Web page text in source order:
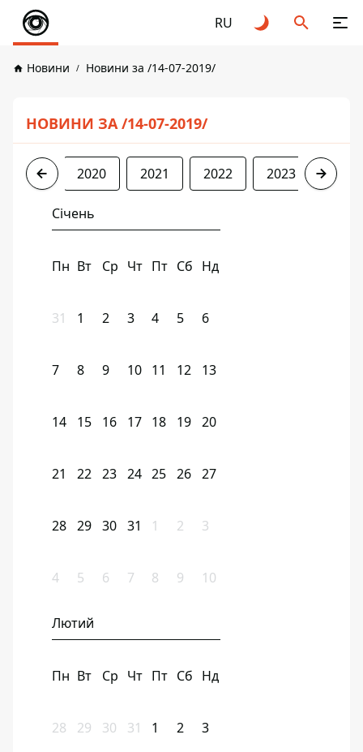
RU
Новини Новини за /14-07-2019/
НОВИНИ ЗА /14-07-2019/
2019 2020 2021 2022 2023 2024
Січень
Пн Вт Ср Чт Пт Сб Нд
31 1 2 3 4 5 6
7 8 9 10 11 12 13
14 15 16 17 18 19 20
21 22 23 24 25 26 27
28 29 30 31 1 2 3
4 5 6 7 8 9 10
Лютий
Пн Вт Ср Чт Пт Сб Нд
28 29 30 31 1 2 3